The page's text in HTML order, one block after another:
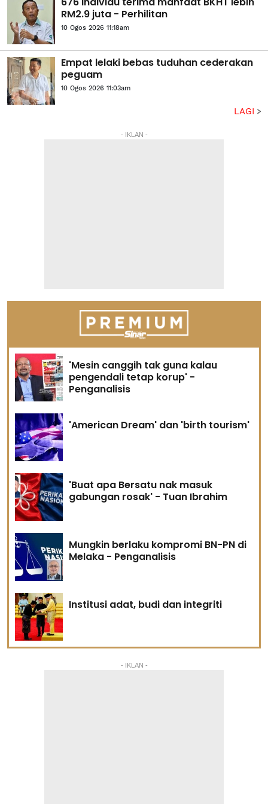
RM2.9 juta - Perhilitan
10 Ogos 2026 11:18am
Empat lelaki bebas tuduhan cederakan
peguam
10 Ogos 2026 11:03am
LAGI
- IKLAN -
'Mesin canggih tak guna kalau
pengendali tetap korup' -
Penganalisis
'American Dream' dan 'birth tourism'
'Buat apa Bersatu nak masuk
gabungan rosak' - Tuan Ibrahim
Mungkin berlaku kompromi BN-PN di
Melaka - Penganalisis
Institusi adat, budi dan integriti
- IKLAN -